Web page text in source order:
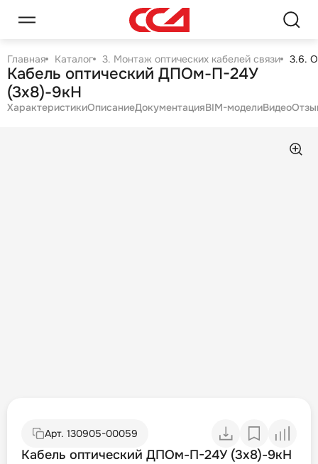
Главная Каталог 3. Монтаж оптических кабелей связи 3.6.
Кабель оптический ДПОм-П-24У
(3х8)-9кН
ХарактеристикиОписаниеДокументацияBIM-моделиВидео
Арт. 130905-00059
Кабель оптический ДПОм-П-24У (3х8)-9кН